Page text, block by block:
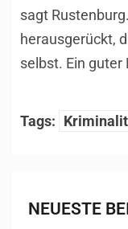
sagt
herausgerückt,
selbst. Ein guter
Tags:
NEUESTE